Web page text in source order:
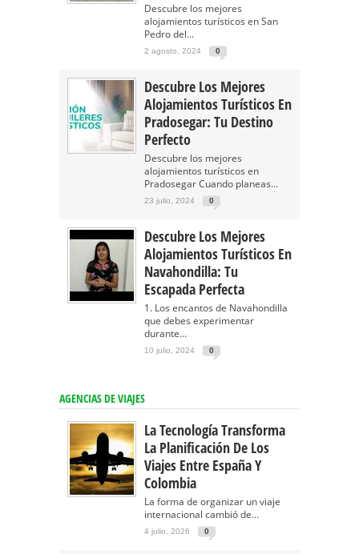
Descubre los mejores
alojamientos turísticos en San
Pedro del...
2 agosto, 2024 0
Descubre Los Mejores
Alojamientos Turísticos En
Pradosegar: Tu Destino
Perfecto
Descubre los mejores
alojamientos turísticos en
Pradosegar Cuando planeas...
23 julio, 2024 0
Descubre Los Mejores
Alojamientos Turísticos En
Navahondilla: Tu
Escapada Perfecta
1. Los encantos de Navahondilla
que debes experimentar
durante...
10 julio, 2024 0
AGENCIAS DE VIAJES
La Tecnología Transforma
La Planificación De Los
Viajes Entre España Y
Colombia
La forma de organizar un viaje
internacional cambió de...
4 julio, 2026 0